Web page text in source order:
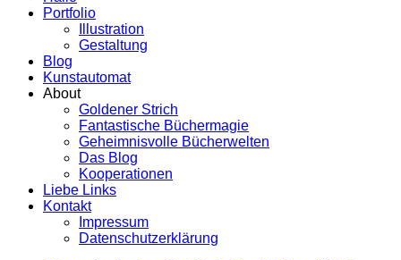
Portfolio
Illustration
Gestaltung
Blog
Kunstautomat
About
Goldener Strich
Fantastische Büchermagie
Geheimnisvolle Bücherwelten
Das Blog
Kooperationen
Liebe Links
Kontakt
Impressum
Datenschutzerklärung